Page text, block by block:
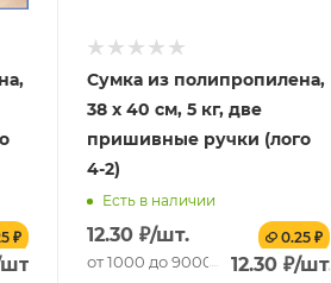
₽
Сумка из полипропилена,
38 х 40 см, 5 кг, две
пришивные ручки (лого
4-2)
Есть в наличии
12.30 ₽/шт. 0.25 ₽
от 1000 до 9000 шт.12.30 ₽/шт.